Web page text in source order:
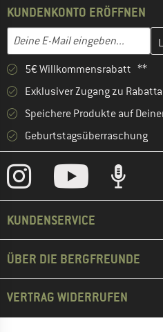
KUNDENKONTO ERÖFFNEN
E-Mail-Adresse
Gib hier deine E-Mail-Adresse
5€ Willkommensrabatt **
Exklusiver Zugang zu
Speichere Produkte auf
Geburtstagsüberraschung
KUNDENSERVICE
ÜBER DIE BERGFREUNDE
VERTRAG WIDERRUFEN